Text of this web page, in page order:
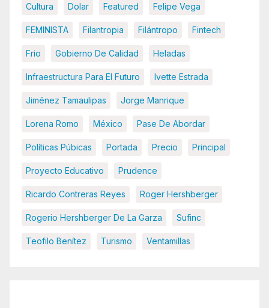
Cultura Dolar Featured Felipe Vega
FEMINISTA Filantropia Filántropo Fintech
Frio Gobierno De Calidad Heladas
Infraestructura Para El Futuro Ivette Estrada
Jiménez Tamaulipas Jorge Manrique
Lorena Romo México Pase De Abordar
Políticas Púbicas Portada Precio Principal
Proyecto Educativo Prudence
Ricardo Contreras Reyes Roger Hershberger
Rogerio Hershberger De La Garza Sufinc
Teofilo Benítez Turismo Ventamillas